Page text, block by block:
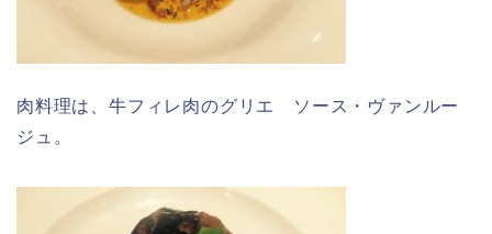
肉料理は、牛フィレ肉のグリエ ソース・ヴァンルー
ジュ。